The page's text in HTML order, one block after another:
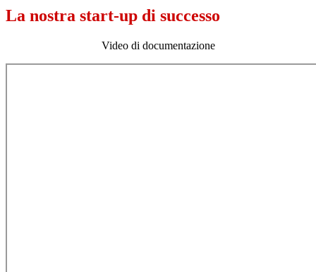
La nostra start-up di successo
Video di documentazione